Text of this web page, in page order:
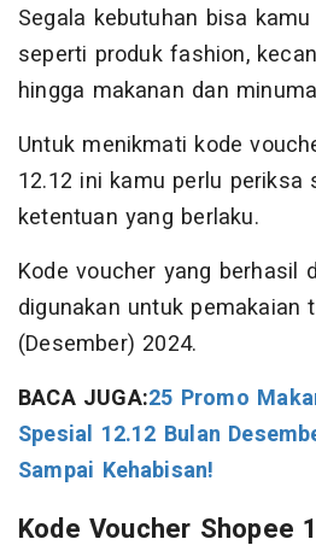
Segala kebutuhan bisa
seperti produk fashion,
hingga makanan dan
Untuk menikmati kode
12.12 ini kamu perlu periksa
ketentuan yang berlaku.
Kode voucher yang berhasil
digunakan untuk pemakaian
(Desember) 2024.
BACA JUGA:25 Promo
Spesial 12.12 Bulan
Sampai Kehabisan!
Kode Voucher Shopee